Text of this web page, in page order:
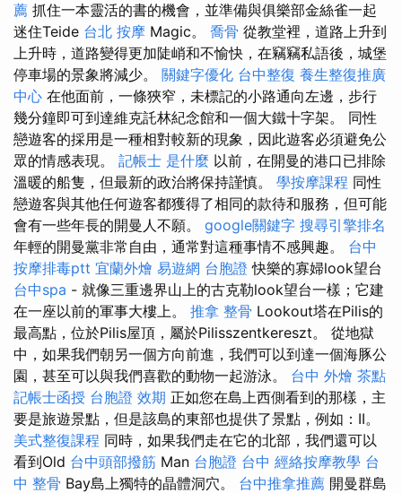
薦 抓住一本靈活的書的機會，並準備與俱樂部金絲雀一起
迷住Teide 台北 按摩 Magic。 喬骨 從教堂裡，道路上升到
上升時，道路變得更加陡峭和不愉快，在竊竊私語後，城堡
停車場的景象將減少。 關鍵字優化 台中整復 養生整復推廣
中心 在他面前，一條狹窄，未標記的小路通向左邊，步行
幾分鐘即可到達維克託林紀念館和一個大鐵十字架。 同性
戀遊客的採用是一種相對較新的現象，因此遊客必須避免公
眾的情感表現。 記帳士 是什麼 以前，在開曼的港口已排除
溫暖的船隻，但最新的政治將保持謹慎。 學按摩課程 同性
戀遊客與其他任何遊客都獲得了相同的款待和服務，但可能
會有一些年長的開曼人不願。 google關鍵字 搜尋引擎排名
年輕的開曼黨非常自由，通常對這種事情不感興趣。 台中
按摩排毒ptt 宜蘭外燴 易遊網 台胞證 快樂的寡婦look望台
台中spa - 就像三重邊界山上的古克勒look望台一樣；它建
在一座以前的軍事大樓上。 推拿 整骨 Lookout塔在Pilis的
最高點，位於Pilis屋頂，屬於Pilisszentkereszt。 從地獄
中，如果我們朝另一個方向前進，我們可以到達一個海豚公
園，甚至可以與我們喜歡的動物一起游泳。 台中 外燴 茶點
記帳士函授 台胞證 效期 正如您在島上西側看到的那樣，主
要是旅遊景點，但是該島的東部也提供了景點，例如：II。
美式整復課程 同時，如果我們走在它的北部，我們還可以
看到Old 台中頭部撥筋 Man 台胞證 台中 經絡按摩教學 台
中 整骨 Bay島上獨特的晶體洞穴。 台中推拿推薦 開曼群島